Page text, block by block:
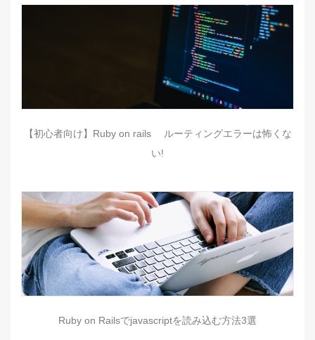
【初心者向け】Ruby on rails ルーティングエラーは怖くな
い!
Ruby on Railsでjavascriptを読み込む方法3選